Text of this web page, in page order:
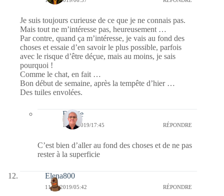
Je suis toujours curieuse de ce que je ne connais pas.
Mais tout ne m’intéresse pas, heureusement …
Par contre, quand ça m’intéresse, je vais au fond des
choses et essaie d’en savoir le plus possible, parfois
avec le risque d’être déçue, mais au moins, je sais
pourquoi !
Comme le chat, en fait …
Bon début de semaine, après la tempête d’hier …
Des tuiles envolées.
Bernie
11/02/2019/17:45 RÉPONDRE
C’est bien d’aller au fond des choses et de ne pas
rester à la superficie
Elena800
11/02/2019/05:42 RÉPONDRE